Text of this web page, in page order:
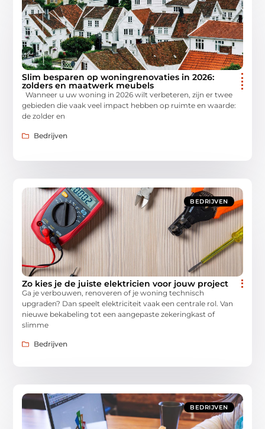
Slim besparen op woningrenovaties in 2026:
zolders en maatwerk meubels
Wanneer u uw woning in 2026 wilt verbeteren, zijn er twee
gebieden die vaak veel impact hebben op ruimte en waarde:
de zolder en
Bedrijven
BEDRIJVEN
Zo kies je de juiste elektricien voor jouw project
Ga je verbouwen, renoveren of je woning technisch
upgraden? Dan speelt elektriciteit vaak een centrale rol. Van
nieuwe bekabeling tot een aangepaste zekeringkast of
slimme
Bedrijven
BEDRIJVEN